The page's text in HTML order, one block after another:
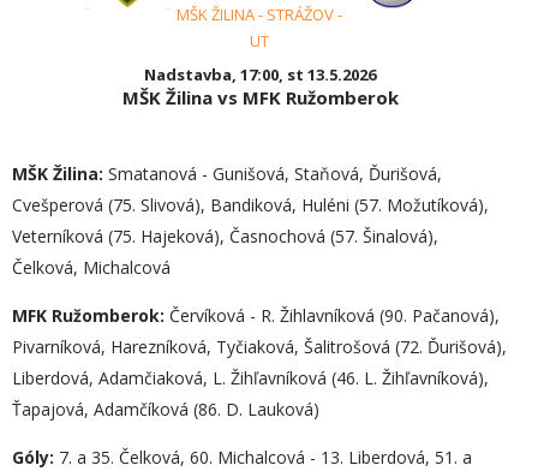
MŠK ŽILINA - STRÁŽOV -
UT
Nadstavba, 17:00, st 13.5.2026
MŠK Žilina vs MFK Ružomberok
MŠK Žilina: Smatanová - Gunišová, Staňová, Ďurišová,
Cvešperová (75. Slivová), Bandiková, Huléni (57. Možutíková),
Veterníková (75. Hajeková), Časnochová (57. Šinalová),
Čelková, Michalcová
MFK Ružomberok: Červíková - R. Žihlavníková (90. Pačanová),
Pivarníková, Harezníková, Tyčiaková, Šalitrošová (72. Ďurišová),
Liberdová, Adamčiaková, L. Žihľavníková (46. L. Žihľavníková),
Ťapajová, Adamčíková (86. D. Lauková)
Góly: 7. a 35. Čelková, 60. Michalcová - 13. Liberdová, 51. a